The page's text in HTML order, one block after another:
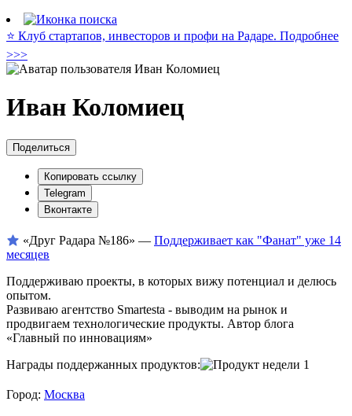
⭐️ Клуб стартапов, инвесторов и профи на Радаре. Подробнее
>>>
Иван Коломиец
Поделиться
Копировать ссылку
Telegram
Вконтакте
«Друг Радара №186» — Поддерживает как "Фанат" уже 14
месяцев
Поддерживаю проекты, в которых вижу потенциал и делюсь
опытом.
Развиваю агентство Smartesta - выводим на рынок и
продвигаем технологические продукты. Автор блога
«Главный по инновациям»
Награды поддержанных продуктов:
1
Город: Москва